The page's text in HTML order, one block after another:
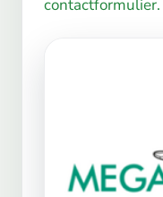
contactformulier.